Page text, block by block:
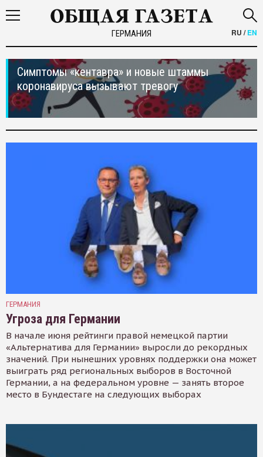
ГЕРМАНИЯ RU /EN
Симптомы «кентавра» и новые штаммы
коронавируса вызывают тревогу
ГЕРМАНИЯ
Угроза для Германии
В начале июня рейтинги правой немецкой партии
«Альтернатива для Германии» выросли до рекордных
значений. При нынешних уровнях поддержки она может
выиграть ряд региональных выборов в Восточной
Германии, а на федеральном уровне — занять второе
место в Бундестаге на следующих выборах